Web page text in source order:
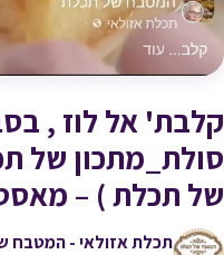
קלבת' אל לוז ,
סולת_מתכון של
של תכלת ) –
תכלת אזולאי - המטבח